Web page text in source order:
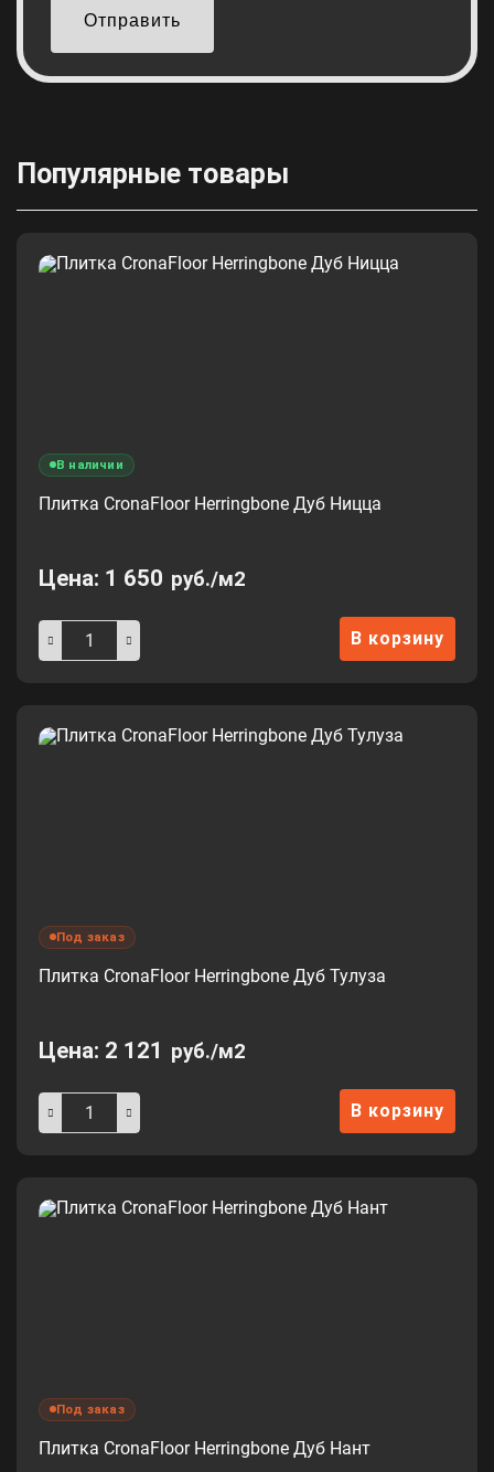
Отправить
Популярные товары
В наличии
Плитка CronaFloor Herringbone Дуб Ницца
Цена: 1 650 руб./м2
В корзину
Под заказ
Плитка CronaFloor Herringbone Дуб Тулуза
Цена: 2 121 руб./м2
В корзину
Под заказ
Плитка CronaFloor Herringbone Дуб Нант